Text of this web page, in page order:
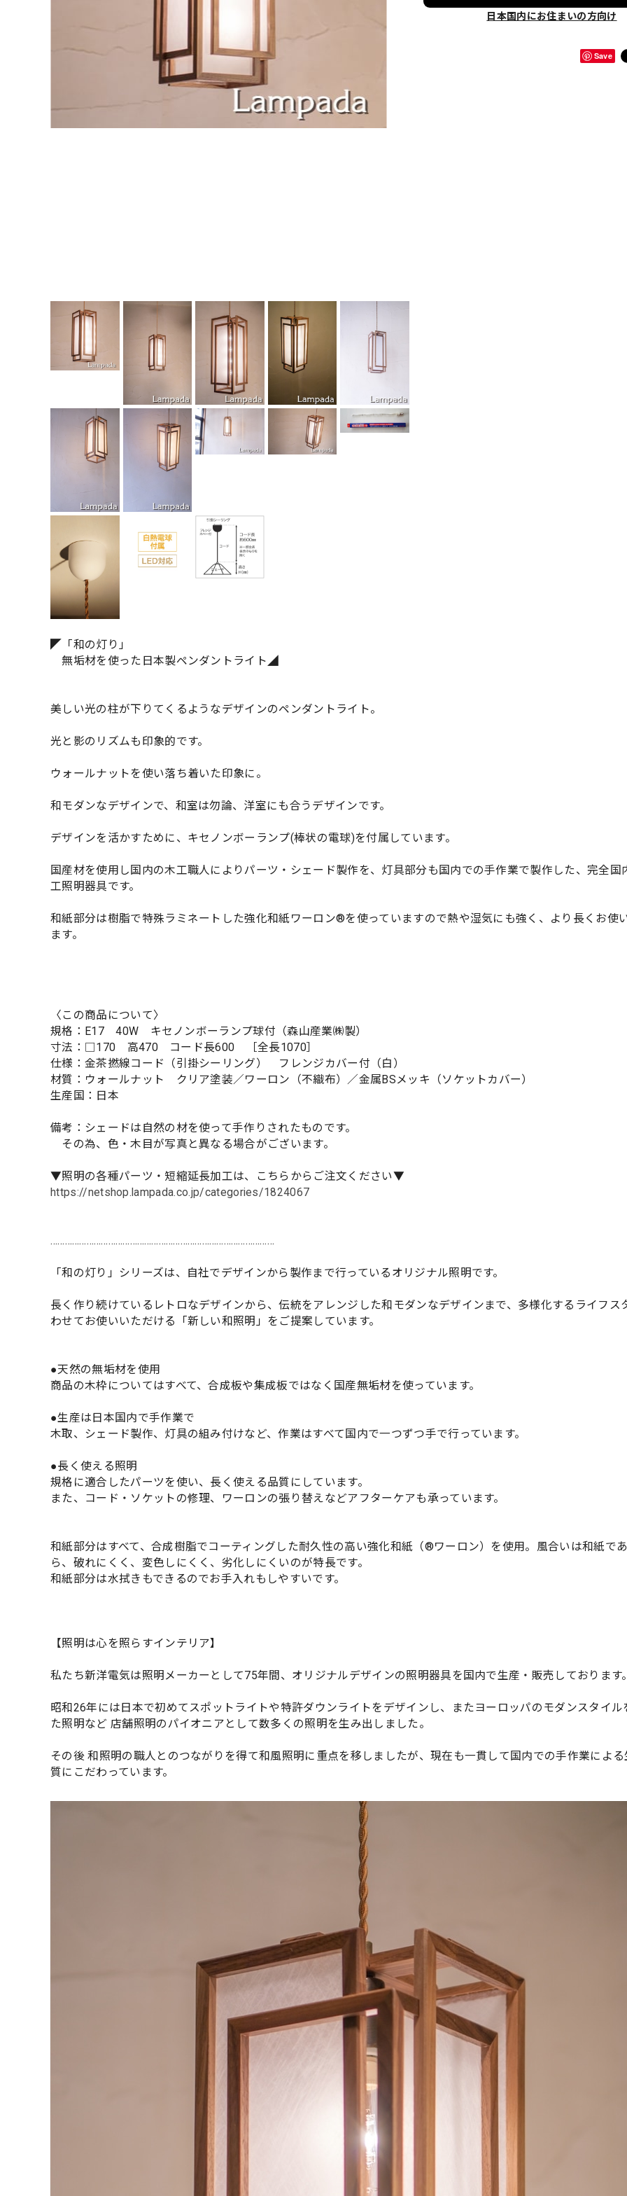
日本国内にお住まいの方向け
Save
◤「和の灯り」
無垢材を使った日本製ペンダントライト◢
美しい光の柱が下りてくるようなデザインのペンダントライト。
光と影のリズムも印象的です。
ウォールナットを使い落ち着いた印象に。
和モダンなデザインで、和室は勿論、洋室にも合うデザインです。
デザインを活かすために、キセノンボーランプ(棒状の電球)を付属しています。
国産材を使用し国内の木工職人によりパーツ・シェード製作を、灯具部分も国内での手作業で製作した、完全国
工照明器具です。
和紙部分は樹脂で特殊ラミネートした強化和紙ワーロン®を使っていますので熱や湿気にも強く、より長くお使
ます。
〈この商品について〉
規格：E17 40W キセノンボーランプ球付（森山産業㈱製）
寸法：□170 高470 コード長600 ［全長1070］
仕様：金茶撚線コード（引掛シーリング） フレンジカバー付（白）
材質：ウォールナット クリア塗装／ワーロン（不織布）／金属BSメッキ（ソケットカバー）
生産国：日本
備考：シェードは自然の材を使って手作りされたものです。
その為、色・木目が写真と異なる場合がございます。
▼照明の各種パーツ・短縮延長加工は、こちらからご注文ください▼
https://netshop.lampada.co.jp/categories/1824067
…………………………………………………………………………………
「和の灯り」シリーズは、自社でデザインから製作まで行っているオリジナル照明です。
長く作り続けているレトロなデザインから、伝統をアレンジした和モダンなデザインまで、多様化するライフス
わせてお使いいただける「新しい和照明」をご提案しています。
●天然の無垢材を使用
商品の木枠についてはすべて、合成板や集成板ではなく国産無垢材を使っています。
●生産は日本国内で手作業で
木取、シェード製作、灯具の組み付けなど、作業はすべて国内で一つずつ手で行っています。
●長く使える照明
規格に適合したパーツを使い、長く使える品質にしています。
また、コード・ソケットの修理、ワーロンの張り替えなどアフターケアも承っています。
和紙部分はすべて、合成樹脂でコーティングした耐久性の高い強化和紙（®ワーロン）を使用。風合いは和紙で
ら、破れにくく、変色しにくく、劣化しにくいのが特長です。
和紙部分は水拭きもできるのでお手入れもしやすいです。
【照明は心を照らすインテリア】
私たち新洋電気は照明メーカーとして75年間、オリジナルデザインの照明器具を国内で生産・販売しております。
昭和26年には日本で初めてスポットライトや特許ダウンライトをデザインし、またヨーロッパのモダンスタイル
た照明など 店舗照明のパイオニアとして数多くの照明を生み出しました。
その後 和照明の職人とのつながりを得て和風照明に重点を移しましたが、現在も一貫して国内での手作業による
質にこだわっています。